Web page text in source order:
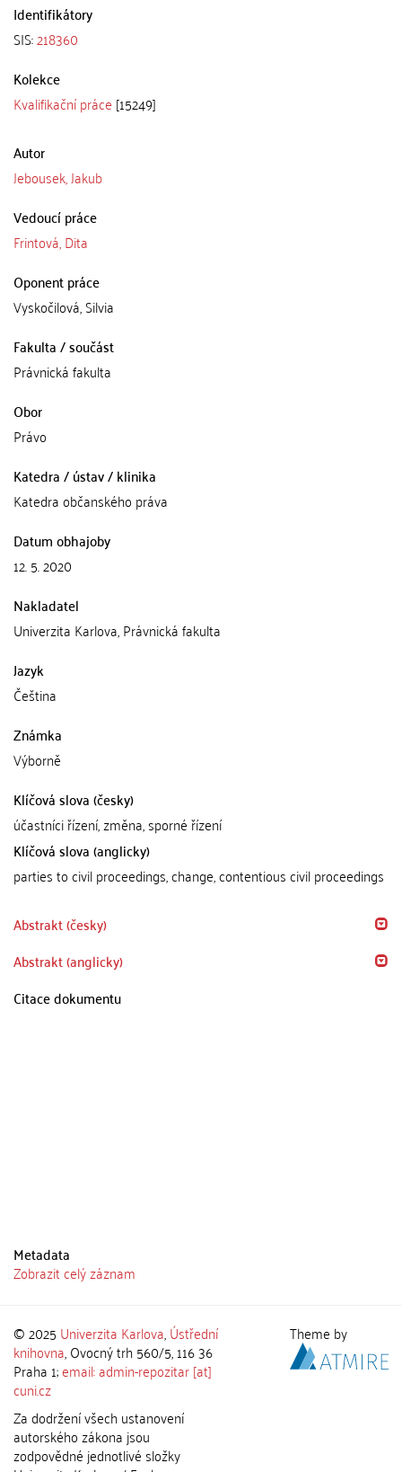
Identifikátory
SIS:218360
Kolekce
Kvalifikační práce [15249]
Autor
Jebousek, Jakub
Vedoucí práce
Frintová, Dita
Oponent práce
Vyskočilová, Silvia
Fakulta / součást
Právnická fakulta
Obor
Právo
Katedra / ústav / klinika
Katedra občanského práva
Datum obhajoby
12. 5. 2020
Nakladatel
Univerzita Karlova, Právnická fakulta
Jazyk
Čeština
Známka
Výborně
Klíčová slova (česky)
účastníci řízení, změna, sporné řízení
Klíčová slova (anglicky)
parties to civil proceedings, change, contentious civil proceedings
Abstrakt (česky)
Abstrakt (anglicky)
Citace dokumentu
Metadata
Zobrazit celý záznam
© 2025 Univerzita Karlova,Ústřední
knihovna, Ovocný trh 560/5, 116 36
Praha 1;email: admin-repozitar [at]
cuni.cz
Za dodržení všech ustanovení
autorského zákona jsou
zodpovědné jednotlivé složky
Theme by